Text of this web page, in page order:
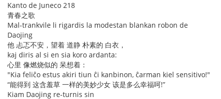
Kanto de Juneco 218
青春之歌
Mal-trankvile li rigardis la modestan blankan robon de
Daojing
他 忐忑不安，望着 道静 朴素的 白衣，
kaj diris al si en sia koro ardanta:
心里 像燃烧似的 呆想着：
"Kia feliĉo estus akiri tiun ĉi kanbinon, ĉarman kiel sensitivo!"
“能得到 这含羞草 一样的美妙少女 该是多么幸福呵!”
Kiam Daojing re-turnis sin